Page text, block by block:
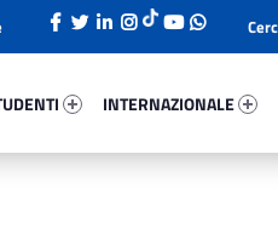
INTERNAZIONALE